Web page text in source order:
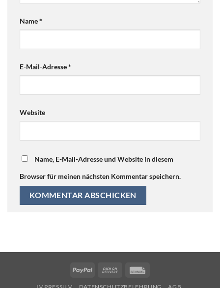
Name*
E-Mail-Adresse*
Website
Name, E-Mail-Adresse und Website in diesem
Browser für meinen nächsten Kommentar speichern.
PayPal
Cash